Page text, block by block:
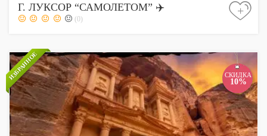
Г. ЛУКСОР “САМОЛЕТОМ” ✈️
(0)
+
ИЗБРАННОЕ СКИДКА
10%